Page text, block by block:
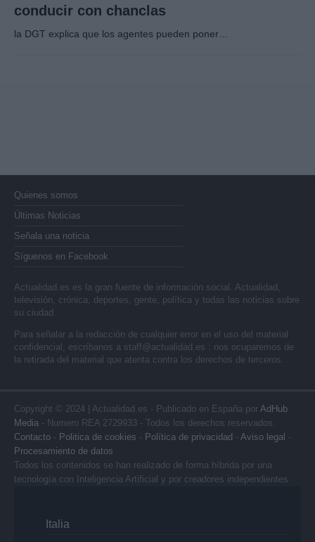
conducir con chanclas
la DGT explica que los agentes pueden poner…
Quienes somos
Últimas Noticias
Señala una noticia
Síguenos en Facebook
Actualidad.es es la gran fuente de información social. Actualidad,
televisión, crónica, deportes, gente, política y todas las noticias sobre
su ciudad.
Para señalar a la redacción de cualquier error en el uso del material
confidencial, escríbanos a staff@actualidad.es : nos ocuparemos de
la retirada del material que atenta contra los derechos de terceros.
Copyright © 2024 | Actualidad.es - Publicado en España por AdHub
Media - Numero REA 2729933 - Todos los derechos reservados.
Contacto - Politica de cookies - Política de privacidad - Aviso legal -
Procesamiento de datos
Todos los contenidos se han realizado de forma híbrida por una
tecnología con Inteligencia Artificial y por creadores independientes
Italia